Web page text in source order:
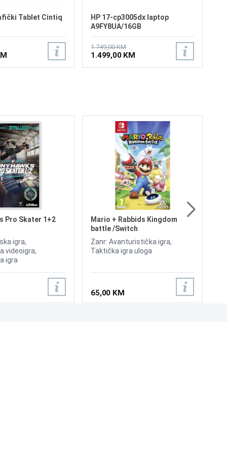
Tablet Cintiq
HP 17-cp3005dx laptop
A9FY8UA/16GB
1.749,00 KM
1.499,00 KM
Pro Skater 1+2
igra,
videoigra,
igra
Mario + Rabbids Kingdom
battle /Switch
Zanr: Avanturistička igra,
Taktička igra uloga
65,00 KM